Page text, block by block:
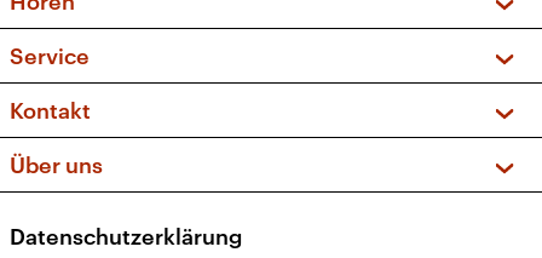
Sendungen und Podcasts
Musikliste
Kakadu – Das Kinderprogramm
Frequenzen (UKW + DAB+)
Service
FAQ
Apps
Newsletter
Kontakt
Social Media
Über uns
Presse
Datenschutzerklärung